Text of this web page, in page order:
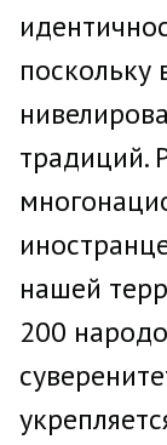
поскольку
традиций.
нашей
200